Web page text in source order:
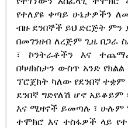
የተለያዩ ቀጣይ ሁኔታዎችን
ብዙ ደንበኞች ይህ ድርጅት ምን
በመገንዘብ ለረጅም ጊዜ በጋራ
፣ ኮንትራቶችን እና
በካዛክስታን ውስጥ አንድ
ፕሮጀክት ካለው የደንበኛ
ደንበኛ ግድየለሽ ሆኖ አይቆይም
እና ሚዛኖች ይመጣሉ ፣ ሁሉም
ተሞክሮ እና ተስፋዎች ላይ